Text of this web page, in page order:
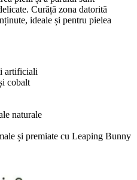
Curăță zona datorită
ideale și pentru pielea
artificiali
cobalt
naturale
și premiate cu Leaping Bunny